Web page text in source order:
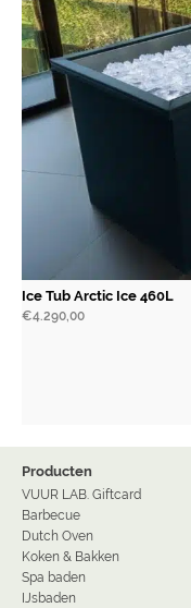
Ice Tub Arctic Ice 460L
€4.290,00
Producten
VUUR LAB. Giftcard
Barbecue
Dutch Oven
Koken & Bakken
Spa baden
IJsbaden